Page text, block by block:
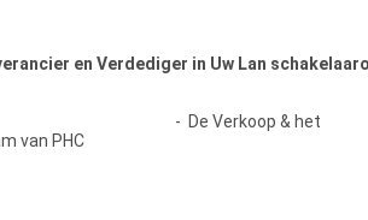
en Verdediger in Uw Lan
& het
van PHC